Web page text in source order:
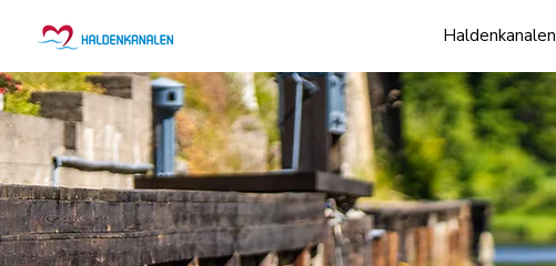
Haldenkanalen